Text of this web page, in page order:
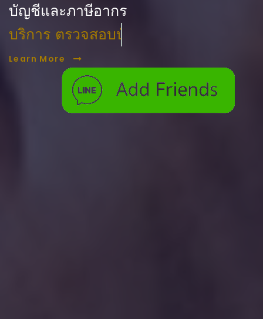
บัญชีและภาษีอากร
บริการ ตรวจสอบบัญชี
Learn More